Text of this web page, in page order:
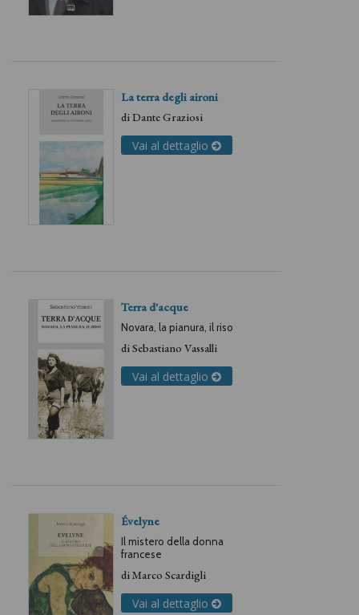
La terra degli aironi
diDante Graziosi
Vai al dettaglio
Terra d'acque
Novara, la pianura, il riso
diSebastiano Vassalli
Vai al dettaglio
Évelyne
Il mistero della donna
francese
diMarco Scardigli
Vai al dettaglio